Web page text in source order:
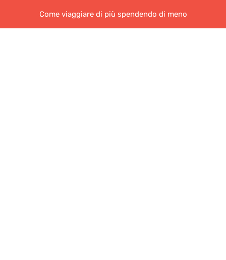
Come viaggiare di più spendendo di meno